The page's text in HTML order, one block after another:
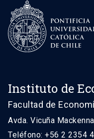
Instituto de
Facultad de
Avda. Vicuña
Teléfono: +56 2 2354